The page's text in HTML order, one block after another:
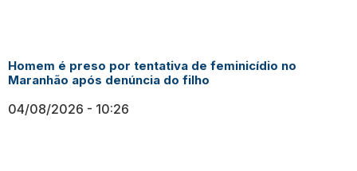
Homem é preso por tentativa de feminicídio no
Maranhão após denúncia do filho
04/08/2026 10:26